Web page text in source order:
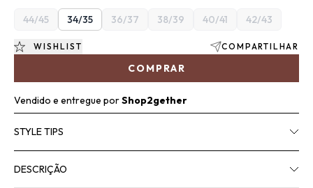
44/45 34/35 36/37 38/39 40/41 42/43
COMPRAR
WISHLIST COMPARTILHAR
Vendido e entregue porShop2gether
STYLE TIPS
DESCRIÇÃO